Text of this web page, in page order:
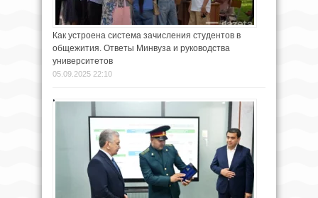
Как устроена система зачисления студентов в
общежития. Ответы Минвуза и руководства
университетов
05.09.2025 22:10